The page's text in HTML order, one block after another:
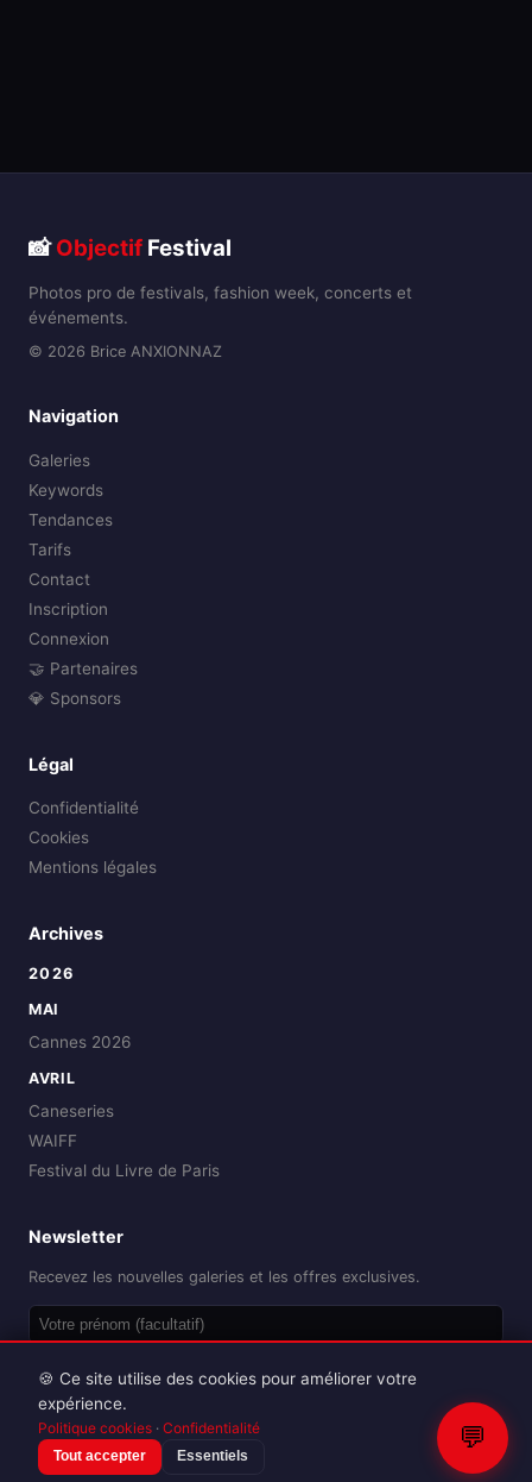
📸Objectif Festival
Photos pro de festivals, fashion week, concerts et
événements.
© 2026 Brice ANXIONNAZ
Navigation
Galeries
Keywords
Tendances
Tarifs
Contact
Inscription
Connexion
🤝 Partenaires
💎 Sponsors
Légal
Confidentialité
Cookies
Mentions légales
Archives
2026
MAI
Cannes 2026
AVRIL
Caneseries
WAIFF
Festival du Livre de Paris
Newsletter
Recevez les nouvelles galeries et les offres exclusives.
Reproduction interdite sans autorisation.
💬
🍪 Ce site utilise des cookies pour améliorer votre
expérience.
Politique cookies · Confidentialité
Tout accepter Essentiels